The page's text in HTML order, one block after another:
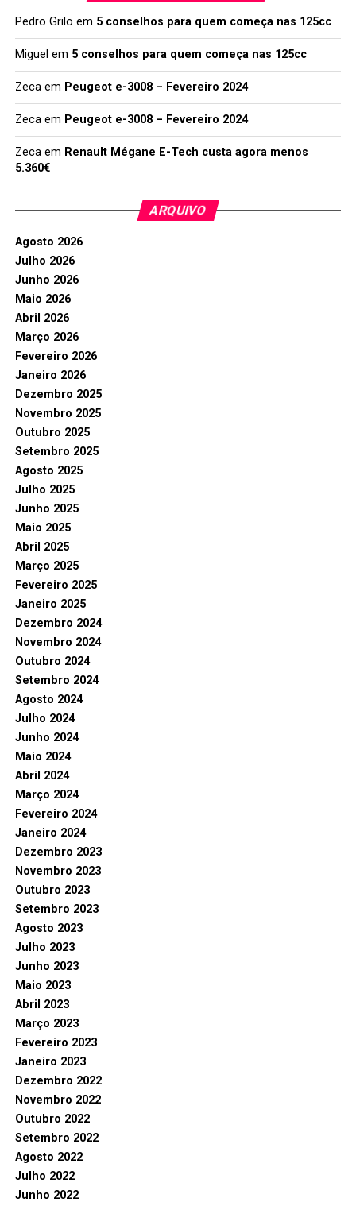
Pedro Grilo em 5 conselhos para quem começa nas 125cc
Miguel em 5 conselhos para quem começa nas 125cc
Zecaem Peugeot e-3008 – Fevereiro 2024
Zecaem Peugeot e-3008 – Fevereiro 2024
Zecaem Renault Mégane E-Tech custa agora menos
5.360€
ARQUIVO
Agosto 2026
Julho 2026
Junho 2026
Maio 2026
Abril 2026
Março 2026
Fevereiro 2026
Janeiro 2026
Dezembro 2025
Novembro 2025
Outubro 2025
Setembro 2025
Agosto 2025
Julho 2025
Junho 2025
Maio 2025
Abril 2025
Março 2025
Fevereiro 2025
Janeiro 2025
Dezembro 2024
Novembro 2024
Outubro 2024
Setembro 2024
Agosto 2024
Julho 2024
Junho 2024
Maio 2024
Abril 2024
Março 2024
Fevereiro 2024
Janeiro 2024
Dezembro 2023
Novembro 2023
Outubro 2023
Setembro 2023
Agosto 2023
Julho 2023
Junho 2023
Maio 2023
Abril 2023
Março 2023
Fevereiro 2023
Janeiro 2023
Dezembro 2022
Novembro 2022
Outubro 2022
Setembro 2022
Agosto 2022
Julho 2022
Junho 2022